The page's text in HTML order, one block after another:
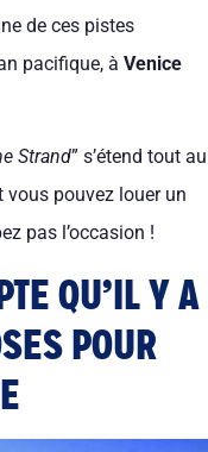
de ces pistes
pacifique, à Venice
Strand” s’étend tout au
vous pouvez louer un
pas l’occasion !
QU’IL Y A
POUR